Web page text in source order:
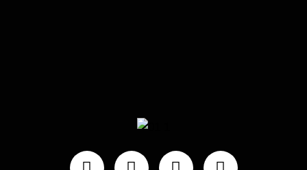
InstagramFacebookLinkedinYoutube